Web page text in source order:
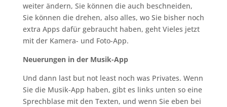
weiter ändern, Sie können die auch beschneiden,
Sie können die drehen, also alles, wo Sie bisher noch
extra Apps dafür gebraucht haben, geht Vieles jetzt
mit der Kamera- und Foto-App.
Neuerungen in der Musik-App
Und dann last but not least noch was Privates. Wenn
Sie die Musik-App haben, gibt es links unten so eine
Sprechblase mit den Texten, und wenn Sie eben bei